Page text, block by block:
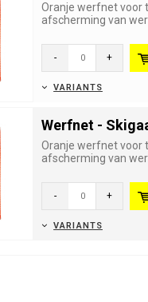
Oranje werfnet voor
afscherming van
- +
VARIANTS
Werfnet -
Oranje werfnet voor
afscherming van
- +
VARIANTS